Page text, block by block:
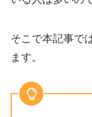
そこで本記事で
ます。